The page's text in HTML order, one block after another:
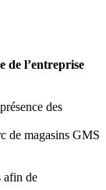
de l’entreprise
des
de magasins GMS
afin de